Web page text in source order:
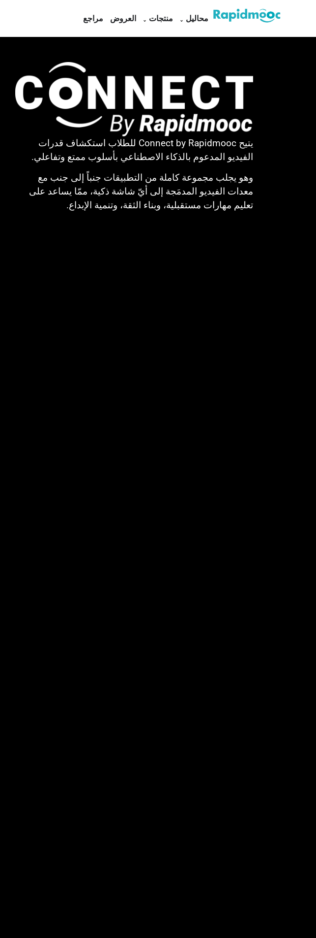
محاليل منتجات العروض مراجع
يتيح Connect by Rapidmooc للطلاب استكشاف قدرات
الفيديو المدعوم بالذكاء الاصطناعي بأسلوب ممتع وتفاعلي.
وهو يجلب مجموعة كاملة من التطبيقات جنباً إلى جنب مع
معدات الفيديو المدمَجة إلى أيّ شاشة ذكية، ممّا يساعد على
تعليم مهارات مستقبلية، وبناء الثقة، وتنمية الإبداع.